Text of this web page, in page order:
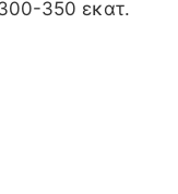
350 εκατ.